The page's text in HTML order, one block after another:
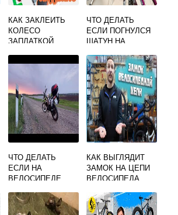
КАК ЗАКЛЕИТЬ
КОЛЕСО
ЗАПЛАТКОЙ
ЧТО ДЕЛАТЬ
ЕСЛИ ПОГНУЛСЯ
ШАТУН НА
ЧТО ДЕЛАТЬ
ЕСЛИ НА
ВЕЛОСИПЕДЕ
ЦЕПЬ
КАК ВЫГЛЯДИТ
ЗАМОК НА ЦЕПИ
ВЕЛОСИПЕДА